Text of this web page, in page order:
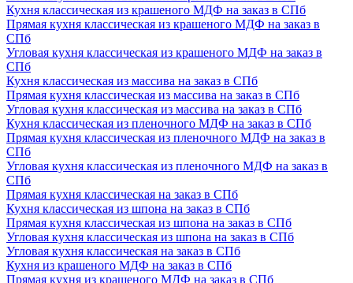
Кухня классическая из крашеного МДФ на заказ в СПб
Прямая кухня классическая из крашеного МДФ на заказ в
СПб
Угловая кухня классическая из крашеного МДФ на заказ в
СПб
Кухня классическая из массива на заказ в СПб
Прямая кухня классическая из массива на заказ в СПб
Угловая кухня классическая из массива на заказ в СПб
Кухня классическая из пленочного МДФ на заказ в СПб
Прямая кухня классическая из пленочного МДФ на заказ в
СПб
Угловая кухня классическая из пленочного МДФ на заказ в
СПб
Прямая кухня классическая на заказ в СПб
Кухня классическая из шпона на заказ в СПб
Прямая кухня классическая из шпона на заказ в СПб
Угловая кухня классическая из шпона на заказ в СПб
Угловая кухня классическая на заказ в СПб
Кухня из крашеного МДФ на заказ в СПб
Прямая кухня из крашеного МДФ на заказ в СПб